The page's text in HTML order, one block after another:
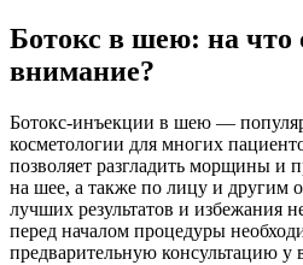
Ботокс в шею: на что
внимание?
Ботокс-инъекции в шею —
косметологии для многих
позволяет разгладить морщины и
на шее, а также по лицу и другим
лучших результатов и избежания
перед началом процедуры
предварительную консультацию у